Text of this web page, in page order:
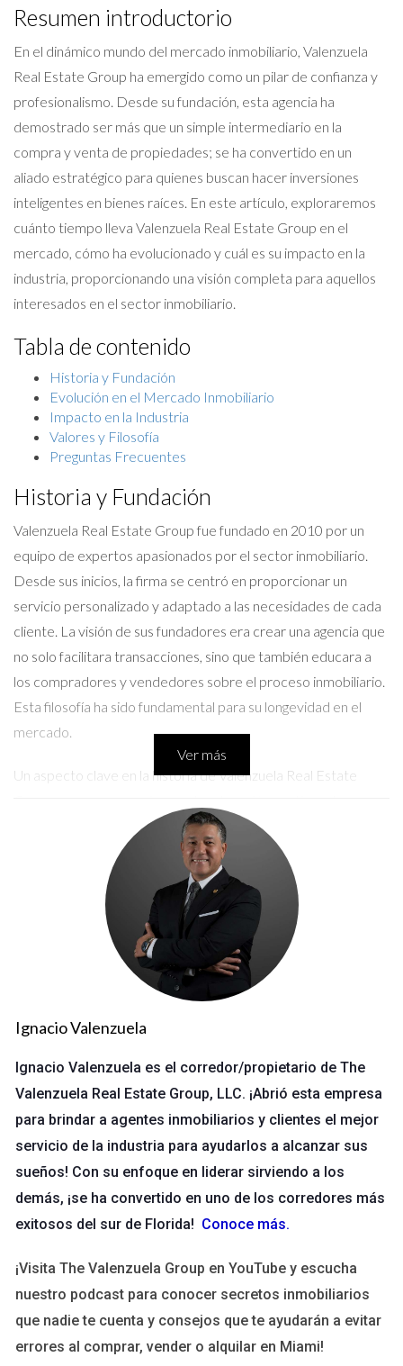
Resumen introductorio
En el dinámico mundo del mercado inmobiliario, Valenzuela
Real Estate Group ha emergido como un pilar de confianza y
profesionalismo. Desde su fundación, esta agencia ha
demostrado ser más que un simple intermediario en la
compra y venta de propiedades; se ha convertido en un
aliado estratégico para quienes buscan hacer inversiones
inteligentes en bienes raíces. En este artículo, exploraremos
cuánto tiempo lleva Valenzuela Real Estate Group en el
mercado, cómo ha evolucionado y cuál es su impacto en la
industria, proporcionando una visión completa para aquellos
interesados en el sector inmobiliario.
Tabla de contenido
Historia y Fundación
Evolución en el Mercado Inmobiliario
Impacto en la Industria
Valores y Filosofía
Preguntas Frecuentes
Historia y Fundación
Valenzuela Real Estate Group fue fundado en 2010 por un
equipo de expertos apasionados por el sector inmobiliario.
Desde sus inicios, la firma se centró en proporcionar un
servicio personalizado y adaptado a las necesidades de cada
cliente. La visión de sus fundadores era crear una agencia que
no solo facilitara transacciones, sino que también educara a
los compradores y vendedores sobre el proceso inmobiliario.
Esta filosofía ha sido fundamental para su longevidad en el
mercado.
Un aspecto clave en la historia de Valenzuela Real Estate
agentes y la adopción de tecnología innovadora. Desde 2010,
la agencia ha crecido constantemente, ampliando su cartera
de propiedades y estableciendo una sólida reputación en el
área. Su experiencia en el sector ha permitido que Valenzuela
no solo sobreviva, sino que prospere a pesar de los desafíos
económicos que han afectado al sector inmobiliario a nivel
Evolución en el Mercado Inmobiliario
adaptado sus estrategias para afrontar las fluctuaciones del
mercado. Desde 2010, el sector inmobiliario ha
experimentado cambios significativos, incluidos ciclos de auge
y caída. Durante la crisis económica de 2008, muchas
agencias enfrentaron dificultades, pero Valenzuela logró
mantenerse a flote y, en muchos casos, incluso incrementar su
cuota de mercado.
La clave de su éxito radica en su capacidad para identificar
tendencias y adaptarse rápidamente. Por ejemplo, en
respuesta a la creciente demanda de tecnología en el sector,
Valenzuela ha integrado herramientas digitales avanzadas que
Ver más
Ignacio Valenzuela
Ignacio Valenzuela es el corredor/propietario de The
Valenzuela Real Estate Group, LLC. ¡Abrió esta empresa
para brindar a agentes inmobiliarios y clientes el mejor
servicio de la industria para ayudarlos a alcanzar sus
sueños! Con su enfoque en liderar sirviendo a los
demás, ¡se ha convertido en uno de los corredores más
exitosos del sur de Florida! Conoce más.
¡Visita The Valenzuela Group en YouTube y escucha
nuestro podcast para conocer secretos inmobiliarios
que nadie te cuenta y consejos que te ayudarán a evitar
errores al comprar, vender o alquilar en Miami!